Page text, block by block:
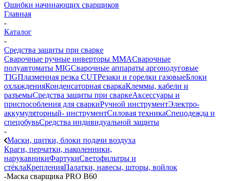
Ошибки начинающих сварщиков
Главная
-
Каталог
-
Средства защиты при сварке
Сварочные ручные инверторы MMAСварочные
полуавтоматы MIGСварочные аппараты аргонодуговые
TIGПлазменная резка CUTРезаки и горелки газовыеБлоки
охлажденияКонденсаторная сваркаКлеммы, кабели и
разъемыСредства защиты при сваркеАксессуары и
приспособления для сваркиРучной инструментЭлектро-
аккумуляторный- инструментСиловая техникаСпецодежда и
спецобувьСредства индивидуальной защиты
-
Маски, щитки, блоки подачи воздуха
Краги, перчатки, наколенники,
нарукавникиФартукиСветофильтры и
стёклаКрепленияПалатки, навесы, шторы, войлок
-Маска сварщика PRO В60